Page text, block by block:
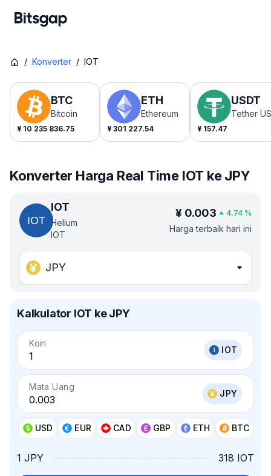
/ Konverter / IOT
BTC
Bitcoin
¥ 10 235 836.75
ETH
Ethereum
¥ 301 227.54
USDT
Tether
¥ 157.47
Konverter Harga Real Time IOT ke JPY
IOT
Helium
IOT
¥ 0.003 4.74 %
Harga terbaik hari ini
JPY
Kalkulator IOT ke JPY
Koin
IOT
Mata Uang
JPY
USD EUR CAD GBP ETH BTC
1 JPY 318 IOT